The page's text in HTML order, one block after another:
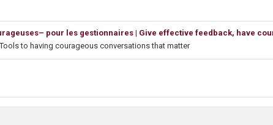
pour les gestionnaires | Give effective feedback, have
to having courageous conversations that matter